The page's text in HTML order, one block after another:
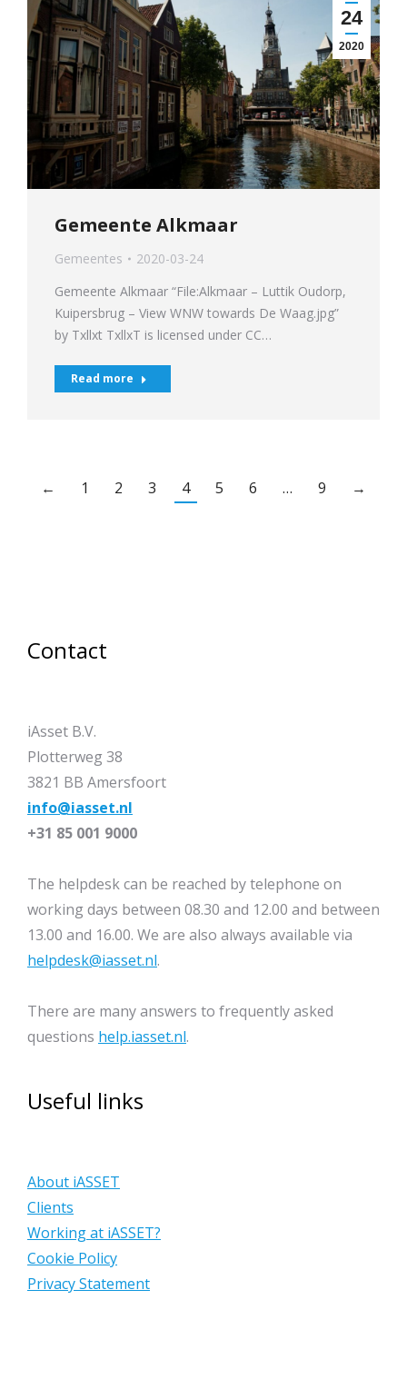
24
2020
Gemeente Alkmaar
Gemeentes
2020-03-24
Gemeente Alkmaar “File:Alkmaar – Luttik Oudorp,
Kuipersbrug – View WNW towards De Waag.jpg”
by Txllxt TxllxT is licensed under CC…
Read more
← 1 2 3 4 5 6 … 9 →
Contact
iAsset B.V.
Plotterweg 38
3821 BB Amersfoort
info@iasset.nl
+31 85 001 9000
The helpdesk can be reached by telephone on
working days between 08.30 and 12.00 and between
13.00 and 16.00. We are also always available via
helpdesk@iasset.nl.
There are many answers to frequently asked
questions help.iasset.nl.
Useful links
About iASSET
Clients
Working at iASSET?
Cookie Policy
Privacy Statement